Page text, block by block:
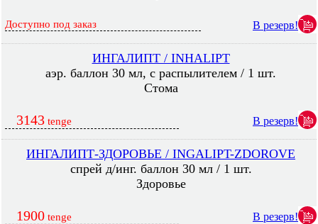
Доступно под заказ В резерв!
ИНГАЛИПТ / INHALIPT
аэр. баллон 30 мл, с распылителем / 1 шт.
Стома
3143 tenge В резерв!
ИНГАЛИПТ-ЗДОРОВЬЕ / INGALIPT-ZDOROVE
спрей д/инг. баллон 30 мл / 1 шт.
Здоровье
1900 tenge В резерв!